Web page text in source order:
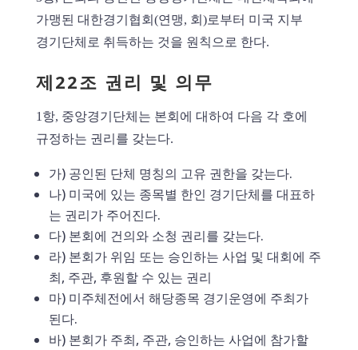
가맹된 대한경기협회(연맹, 회)로부터 미국 지부
경기단체로 취득하는 것을 원칙으로 한다.
제22조 권리 및 의무
1항, 중앙경기단체는 본회에 대하여 다음 각 호에
규정하는 권리를 갖는다.
가) 공인된 단체 명칭의 고유 권한을 갖는다.
나) 미국에 있는 종목별 한인 경기단체를 대표하
는 권리가 주어진다.
다) 본회에 건의와 소청 권리를 갖는다.
라) 본회가 위임 또는 승인하는 사업 및 대회에 주
최, 주관, 후원할 수 있는 권리
마) 미주체전에서 해당종목 경기운영에 주최가
된다.
바) 본회가 주최, 주관, 승인하는 사업에 참가할